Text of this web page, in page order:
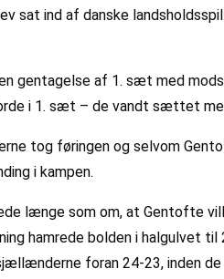
ind af danske
af 1. sæt med
i 1. sæt – de vandt sættet
tog føringen og selvom
i kampen.
længe som om, at Gentofte
hamrede bolden i halgulvet
foran 24-23, inden